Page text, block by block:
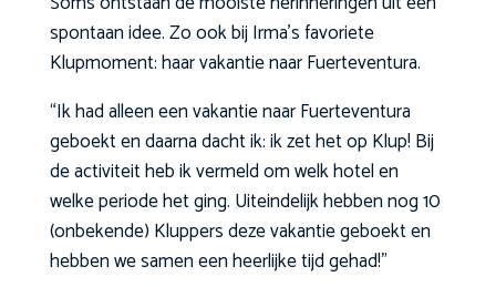
spontaan idee. Zo ook bij Irma’s favoriete
Klupmoment: haar vakantie naar Fuerteventura.
“Ik had alleen een vakantie naar Fuerteventura
geboekt en daarna dacht ik: ik zet het op Klup! Bij
de activiteit heb ik vermeld om welk hotel en
welke periode het ging. Uiteindelijk hebben nog 10
(onbekende) Kluppers deze vakantie geboekt en
hebben we samen een heerlijke tijd gehad!”